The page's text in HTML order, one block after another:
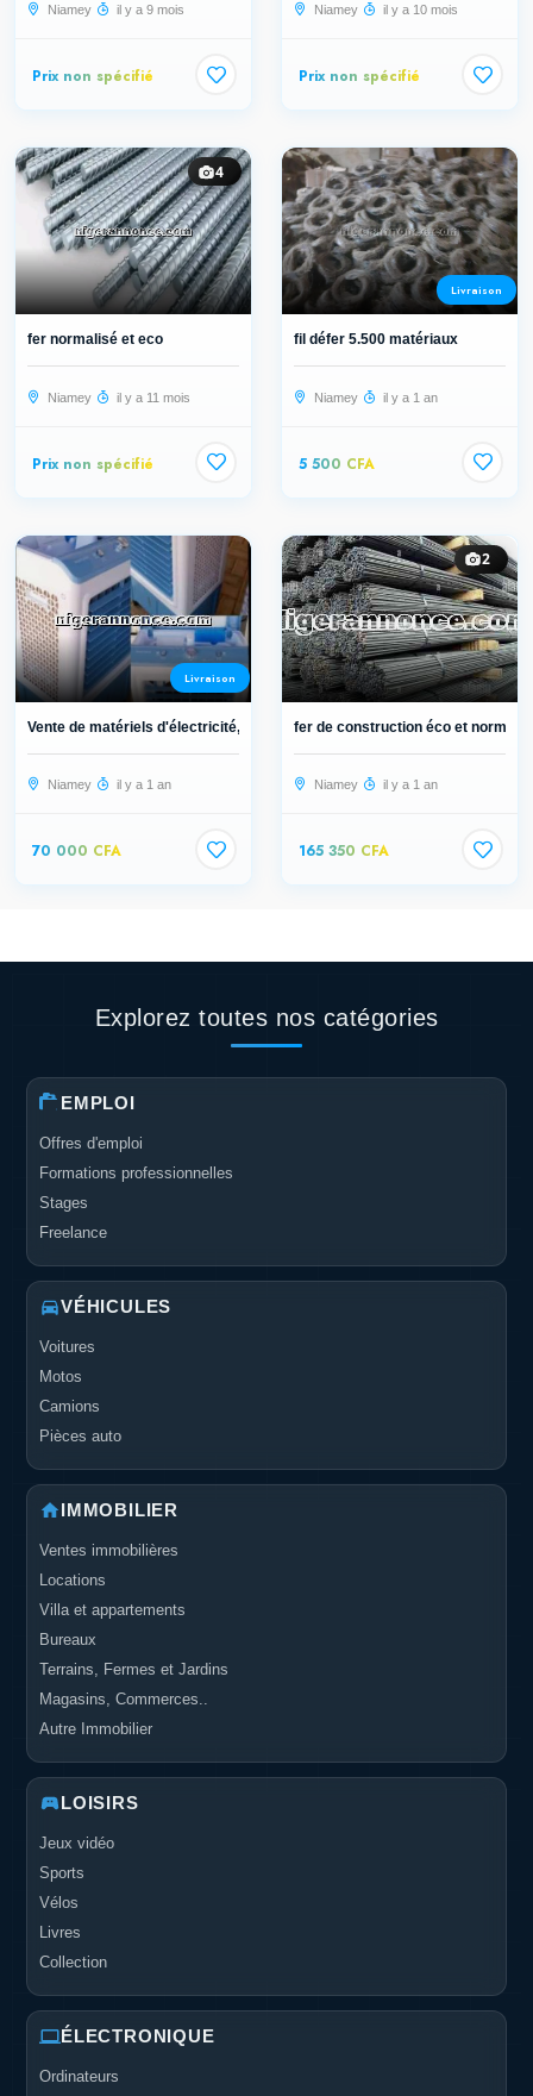
Niamey il y a 9 mois
Prix non spécifié
Niamey il y a 10 mois
Prix non spécifié
4
fer normalisé et eco
Niamey il y a 11 mois
Prix non spécifié
Livraison
fil défer 5.500 matériaux
Niamey il y a 1 an
5 500 CFA
Livraison
Vente de matériels d'électricité, d...
Niamey il y a 1 an
70 000 CFA
2
fer de construction éco et
Niamey il y a 1 an
165 350 CFA
Explorez toutes nos catégories
EMPLOI
Offres d'emploi
Formations professionnelles
Stages
Freelance
VÉHICULES
Voitures
Motos
Camions
Pièces auto
IMMOBILIER
Ventes immobilières
Locations
Villa et appartements
Bureaux
Terrains, Fermes et Jardins
Magasins, Commerces..
Autre Immobilier
LOISIRS
Jeux vidéo
Sports
Vélos
Livres
Collection
ÉLECTRONIQUE
Ordinateurs